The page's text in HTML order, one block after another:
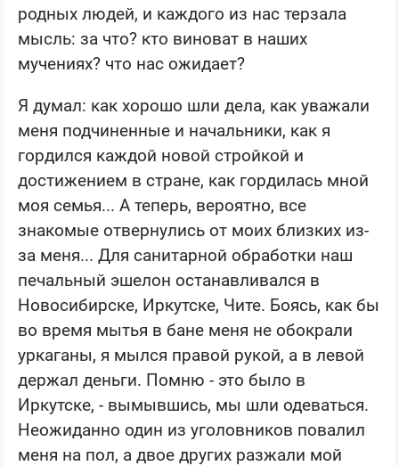
родных людей, и каждого из нас терзала
мысль: за что? кто виноват в наших
мучениях? что нас ожидает?
Я думал: как хорошо шли дела, как уважали
меня подчиненные и начальники, как я
гордился каждой новой стройкой и
достижением в стране, как гордилась мной
моя семья... А теперь, вероятно, все
знакомые отвернулись от моих близких из-
за меня... Для санитарной обработки наш
печальный эшелон останавливался в
Новосибирске, Иркутске, Чите. Боясь, как бы
во время мытья в бане меня не обокрали
уркаганы, я мылся правой рукой, а в левой
держал деньги. Помню - это было в
Иркутске, - вымывшись, мы шли одеваться.
Неожиданно один из уголовников повалил
меня на пол, а двое других разжали мой